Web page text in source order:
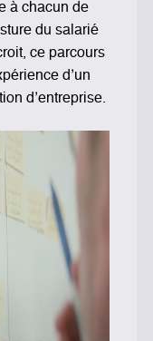
à chacun de
du salarié
ce parcours
d’un
d’entreprise.